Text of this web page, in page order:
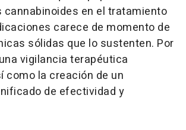
cannabinoides en el tratamiento
carece de momento de
sólidas que lo sustenten. Por
vigilancia terapéutica
como la creación de un
de efectividad y